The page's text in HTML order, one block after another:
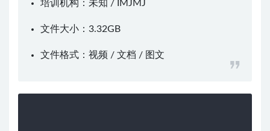
培训机构：未知 / IMJMJ
文件大小：3.32GB
文件格式：视频 / 文档 / 图文